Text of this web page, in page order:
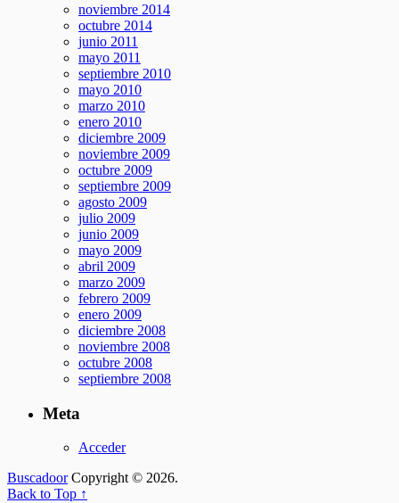
noviembre 2014
octubre 2014
junio 2011
mayo 2011
septiembre 2010
mayo 2010
marzo 2010
enero 2010
diciembre 2009
noviembre 2009
octubre 2009
septiembre 2009
agosto 2009
julio 2009
junio 2009
mayo 2009
abril 2009
marzo 2009
febrero 2009
enero 2009
diciembre 2008
noviembre 2008
octubre 2008
septiembre 2008
Meta
Acceder
BuscadoorCopyright © 2026.
Back to Top ↑